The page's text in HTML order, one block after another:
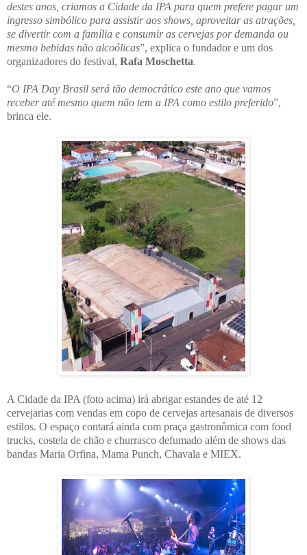
destes anos, criamos a Cidade da IPA para quem prefere pagar um
ingresso simbólico para assistir aos shows, aproveitar as atrações,
se divertir com a família e consumir as cervejas por demanda ou
mesmo bebidas não alcoólicas”, explica o fundador e um dos
organizadores do festival, Rafa Moschetta.
“O IPA Day Brasil será tão democrático este ano que vamos
receber até mesmo quem não tem a IPA como estilo preferido”,
brinca ele.
A Cidade da IPA (foto acima) irá abrigar estandes de até 12
cervejarias com vendas em copo de cervejas artesanais de diversos
estilos. O espaço contará ainda com praça gastronômica com food
trucks, costela de chão e churrasco defumado além de shows das
bandas Maria Orfina, Mama Punch, Chavala e MIEX.